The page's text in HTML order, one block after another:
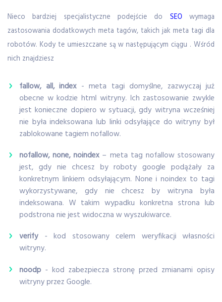
Nieco bardziej specjalistyczne podejście do SEO wymaga
zastosowania dodatkowych meta tagów, takich jak meta tagi dla
robotów. Kody te umieszczane są w następującym ciągu . Wśród
nich znajdziesz
fallow, all, index- meta tagi domyślne, zazwyczaj już
obecne w kodzie html witryny. Ich zastosowanie zwykle
jest konieczne dopiero w sytuacji, gdy witryna wcześniej
nie była indeksowana lub linki odsyłające do witryny był
zablokowane tagiem nofallow.
nofallow, none, noindex– meta tag nofallow stosowany
jest, gdy nie chcesz by roboty google podążały za
konkretnym linkiem odsyłającym. None i noindex to tagi
wykorzystywane, gdy nie chcesz by witryna była
indeksowana. W takim wypadku konkretna strona lub
podstrona nie jest widoczna w wyszukiwarce.
verify- kod stosowany celem weryfikacji własności
witryny.
noodp - kod zabezpiecza stronę przed zmianami opisy
witryny przez Google.